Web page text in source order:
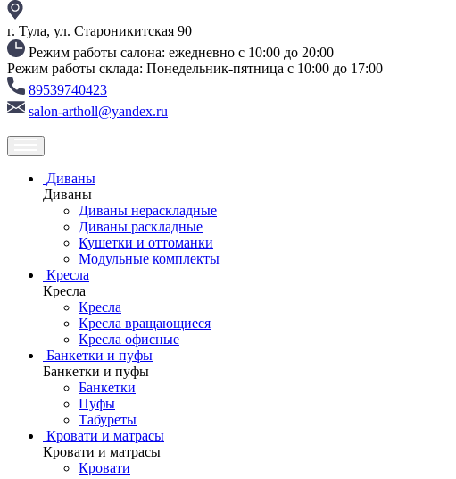
г. Тула, ул. Староникитская 90
Режим работы салона: ежедневно с 10:00 до 20:00
Режим работы склада: Понедельник-пятница с 10:00 до 17:00
89539740423
salon-artholl@yandex.ru
Диваны
Диваны
Диваны нераскладные
Диваны раскладные
Кушетки и оттоманки
Модульные комплекты
Кресла
Кресла
Кресла
Кресла вращающиеся
Кресла офисные
Банкетки и пуфы
Банкетки и пуфы
Банкетки
Пуфы
Табуреты
Кровати и матрасы
Кровати и матрасы
Кровати